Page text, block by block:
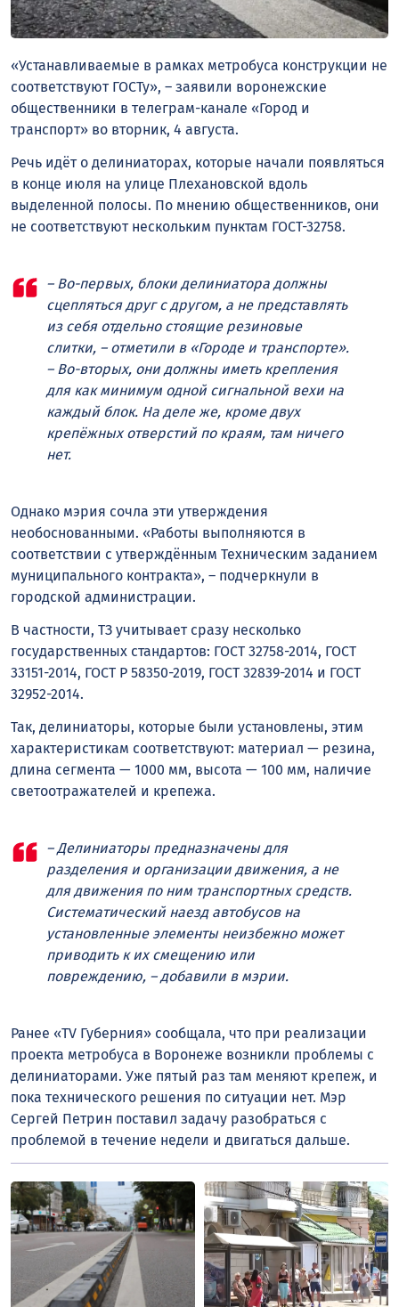
«Устанавливаемые в рамках метробуса конструкции не
соответствуют ГОСТу», – заявили воронежские
общественники в телеграм-канале «Город и
транспорт» во вторник, 4 августа.
Речь идёт о делиниаторах, которые начали появляться
в конце июля на улице Плехановской вдоль
выделенной полосы. По мнению общественников, они
не соответствуют нескольким пунктам ГОСТ-32758.
– Во-первых, блоки делиниатора должны
сцепляться друг с другом, а не представлять
из себя отдельно стоящие резиновые
слитки, – отметили в «Городе и транспорте».
– Во-вторых, они должны иметь крепления
для как минимум одной сигнальной вехи на
каждый блок. На деле же, кроме двух
крепёжных отверстий по краям, там ничего
нет.
Однако мэрия сочла эти утверждения
необоснованными. «Работы выполняются в
соответствии с утверждённым Техническим заданием
муниципального контракта», – подчеркнули в
городской администрации.
В частности, ТЗ учитывает сразу несколько
государственных стандартов: ГОСТ 32758-2014, ГОСТ
33151-2014, ГОСТ Р 58350-2019, ГОСТ 32839-2014 и ГОСТ
32952-2014.
Так, делиниаторы, которые были установлены, этим
характеристикам соответствуют: материал — резина,
длина сегмента — 1000 мм, высота — 100 мм, наличие
светоотражателей и крепежа.
– Делиниаторы предназначены для
разделения и организации движения, а не
для движения по ним транспортных средств.
Систематический наезд автобусов на
установленные элементы неизбежно может
приводить к их смещению или
повреждению, – добавили в мэрии.
Ранее «TV Губерния» сообщала, что при реализации
проекта метробуса в Воронеже возникли проблемы с
делиниаторами. Уже пятый раз там меняют крепеж, и
пока технического решения по ситуации нет. Мэр
Сергей Петрин поставил задачу разобраться с
проблемой в течение недели и двигаться дальше.